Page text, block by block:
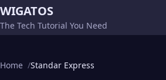
WIGATOS
The Tech Tutorial You Need
Home Standar Express